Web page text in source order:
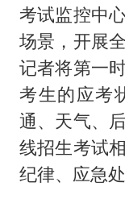
考试监控中
场景，开展
记者将第一
考生的应考
通、天气、
线招生考试
纪律、应急